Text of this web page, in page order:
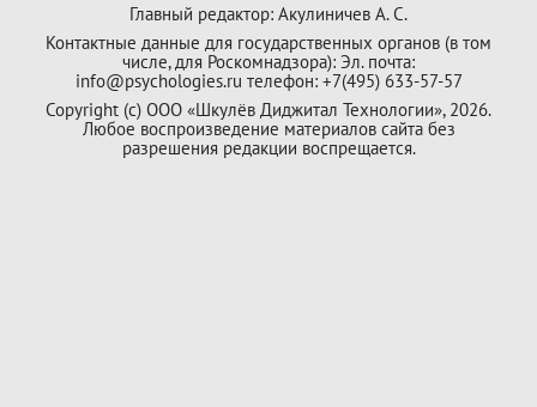
Главный редактор: Акулиничев А. С.
Контактные данные для государственных органов (в том
числе, для Роскомнадзора): Эл. почта:
info@psychologies.ru телефон: +7(495) 633-57-57
Copyright (с) ООО «Шкулёв Диджитал Технологии», 2026.
Любое воспроизведение материалов сайта без
разрешения редакции воспрещается.